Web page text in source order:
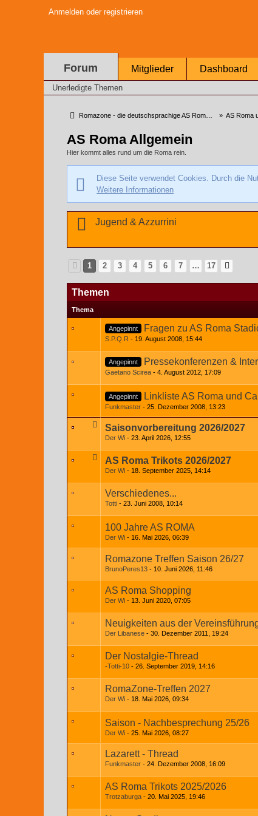
Anmelden oder registrieren
Forum Mitglieder Dashboard
Unerledigte Themen
Romazone - die deutschsprachige AS Roma Community » AS Roma
AS Roma Allgemein
Hier kommt alles rund um die Roma rein.
Diese Seite verwendet Cookies. Durch die
Weitere Informationen
Jugend & Azzurrini
1 2 3 4 5 6 7 … 17
Themen
Thema
Angepinnt Fragen zu AS Roma
S.P.Q.R 19. August 2008, 15:44
Angepinnt Pressekonferenzen &
Gaetano Scirea 4. August 2012, 17:09
Angepinnt Linkliste AS Roma und
Funkmaster 25. Dezember 2008, 13:23
Saisonvorbereitung 2026/2027
Der Wi 23. April 2026, 12:55
AS Roma Trikots 2026/2027
Der Wi 18. September 2025, 14:14
Verschiedenes...
Totti 23. Juni 2008, 10:14
100 Jahre AS ROMA
Der Wi 16. Mai 2026, 06:39
Romazone Treffen Saison 26/27
BrunoPeres13 10. Juni 2026, 11:46
AS Roma Shopping
Der Wi 13. Juni 2020, 07:05
Neuigkeiten aus der
Der Libanese 30. Dezember 2011, 19:24
Der Nostalgie-Thread
-Totti-10 26. September 2019, 14:16
RomaZone-Treffen 2027
Der Wi 18. Mai 2026, 09:34
Saison - Nachbesprechung 25/26
Der Wi 25. Mai 2026, 08:27
Lazarett - Thread
Funkmaster 24. Dezember 2008, 16:09
AS Roma Trikots 2025/2026
Trotzaburga 20. Mai 2025, 19:46